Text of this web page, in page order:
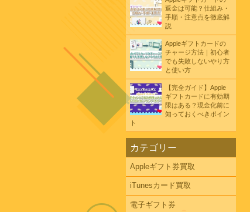
返金は可能？仕組み・
手順・注意点を徹底解
説
Appleギフトカードの
チャージ方法｜初心者
でも失敗しないやり方
と使い方
【完全ガイド】Apple
ギフトカードに有効期
限はある？現金化前に
知っておくべきポイン
ト
カテゴリー
Appleギフト券買取
iTunesカード買取
電子ギフト券